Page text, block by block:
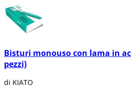
Bisturi monouso con lama in
pezzi)
di KIATO